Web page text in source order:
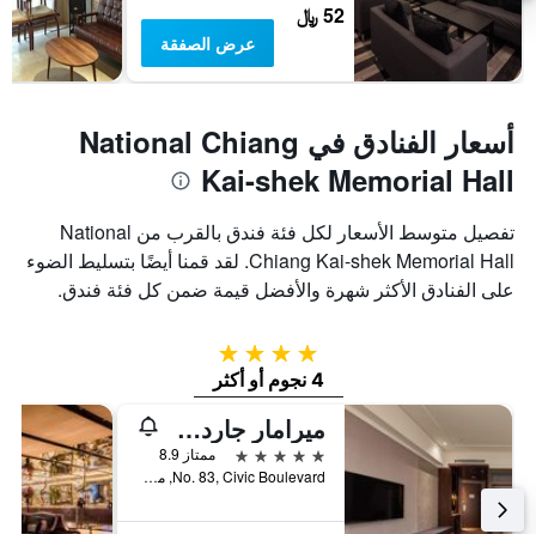
52 ﷼
عرض الصفقة
أسعار الفنادق في National Chiang
Kai-shek Memorial Hall
تفصيل متوسط الأسعار لكل فئة فندق بالقرب من National
Chiang Kai-shek Memorial Hall. لقد قمنا أيضًا بتسليط الضوء
على الفنادق الأكثر شهرة والأفضل قيمة ضمن كل فئة فندق.
4 نجوم
4 نجوم أو أكثر
ميرامار جاردن تابييه
5 نجوم
ممتاز 8.9
No. 83, Civic Boulevard, مدينة تايبيه, تايوان